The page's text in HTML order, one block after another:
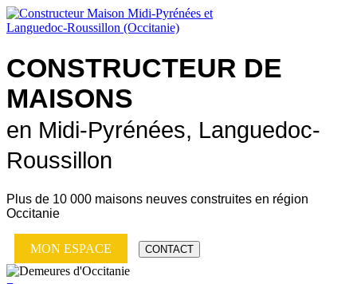
CONSTRUCTEUR DE
MAISONS
en Midi-Pyrénées, Languedoc-
Roussillon
Plus de 10 000 maisons neuves construites en région
Occitanie
MON ESPACE CONTACT